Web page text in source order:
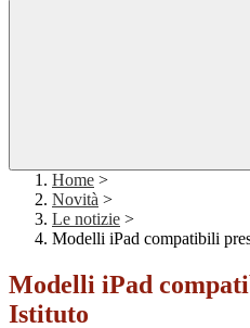
Home >
Novità >
Le notizie >
Modelli iPad compatibili
Modelli iPad
Istituto